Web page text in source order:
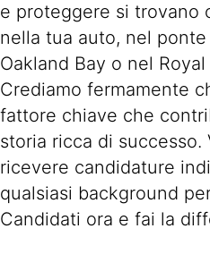
e proteggere si trovano
nella tua auto, nel
Oakland Bay o nel
Crediamo fermamente
fattore chiave che
storia ricca di successo.
ricevere candidature
qualsiasi background
Candidati ora e fai la